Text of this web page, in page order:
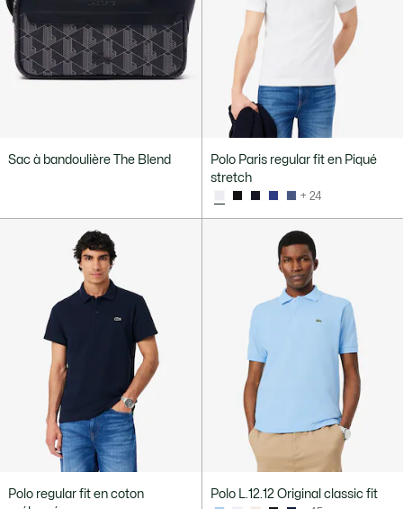
Sac à bandoulière The Blend
Polo Paris regular fit en Piqué
stretch
+ 24
Polo regular fit en coton
Polo L.12.12 Original classic fit